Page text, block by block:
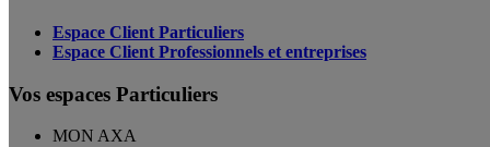
Espace Client Particuliers
Espace Client Professionnels et entreprises
Vos espaces Particuliers
MON AXA